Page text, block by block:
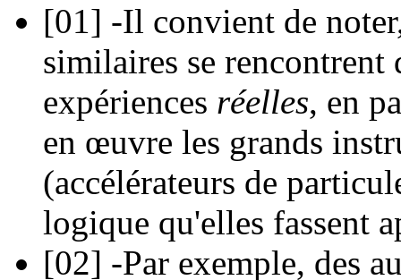
[01] -Il convient de
similaires se rencontrent
expériences réelles, en
en œuvre les grands
(accélérateurs de
logique qu'elles fassent
[02] -Par exemple, des